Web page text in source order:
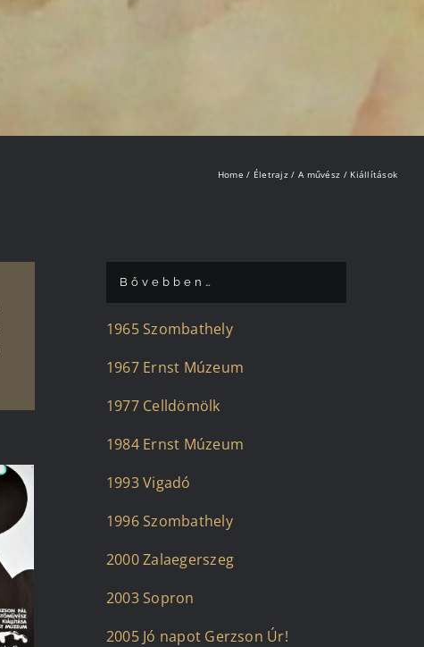
Home Életrajz A művész Kiállítások
Bővebben…
1965 Szombathely
1967 Ernst Múzeum
1977 Celldömölk
1984 Ernst Múzeum
1993 Vigadó
1996 Szombathely
2000 Zalaegerszeg
2003 Sopron
2005 Jó napot Gerzson Úr!